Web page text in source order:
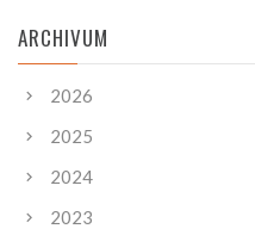
ARCHIVUM
2026
2025
2024
2023